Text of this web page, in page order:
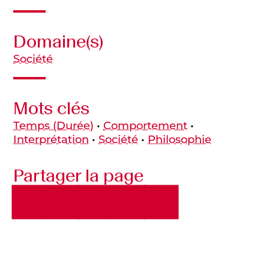
Domaine(s)
Société
Mots clés
Temps (durée) •Comportement •
Interprétation •Société • Philosophie
Partager la page